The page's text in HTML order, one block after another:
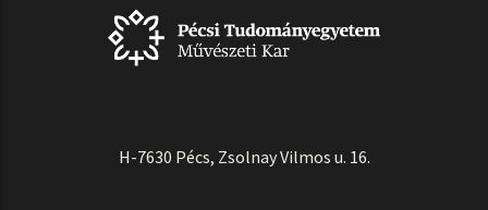
H-7630 Pécs, Zsolnay Vilmos u. 16.